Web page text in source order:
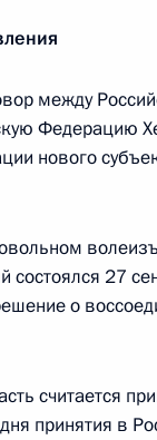
отсрочки
между
Федерацию
нового
27
о
считается
принятия в